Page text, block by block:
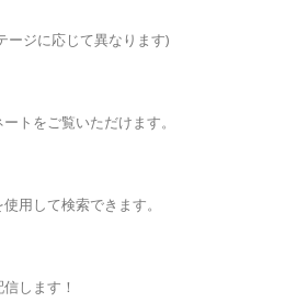
ージに応じて異なります)
トをご覧いただけます。
用して検索できます。
します！